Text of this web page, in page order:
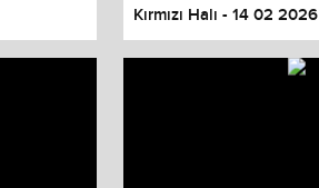
Kırmızı Halı - 14 02 2026